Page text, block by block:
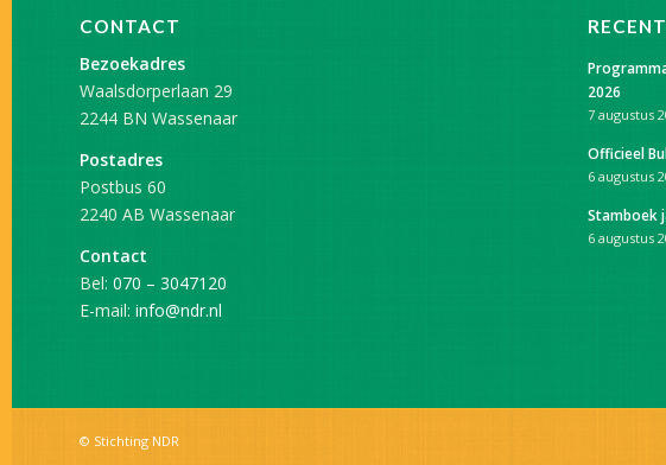
CONTACT
Bezoekadres
Waalsdorperlaan 29
2244 BN Wassenaar
Postadres
Postbus 60
2240 AB Wassenaar
Contact
Bel: 070 – 3047120
E-mail: info@ndr.nl
2026
7 augustus
Officieel
6 augustus
Stamboek
6 augustus
© Stichting NDR